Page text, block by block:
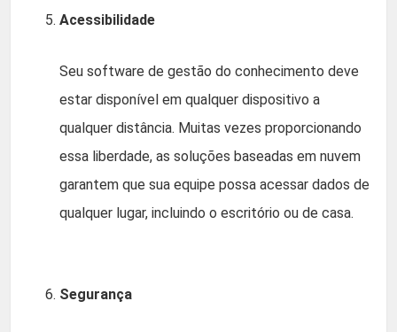
Acessibilidade
Seu software de gestão do conhecimento deve
estar disponível em qualquer dispositivo a
qualquer distância. Muitas vezes proporcionando
essa liberdade, as soluções baseadas em nuvem
garantem que sua equipe possa acessar dados de
qualquer lugar, incluindo o escritório ou de casa.
Segurança